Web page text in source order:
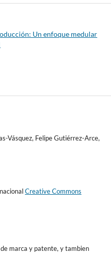
Un enfoque medular
Vásquez, Felipe Gutiérrez-Arce,
Creative Commons
marca y patente, y tambien